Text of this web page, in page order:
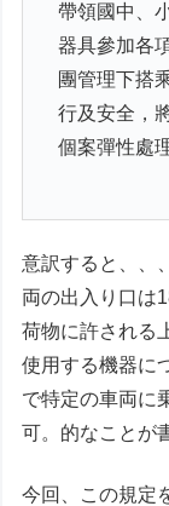
帶領國中、
器具參加各
團管理下搭
行及安全，
個案彈性處
意訳すると、、
両の出入り口は
荷物に許される
使用する機器に
で特定の車両に
可。的なことが
今回、この規定